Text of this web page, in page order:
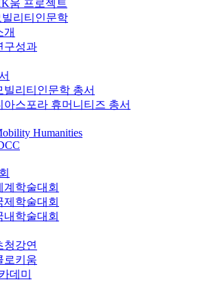
움 프로젝트
리티인문학
개
구성과
빌리티인문학 총서
아스포라 휴머니티즈 총서
Humanities
계학술대회
제학술대회
내학술대회
청강연
로키움
데미